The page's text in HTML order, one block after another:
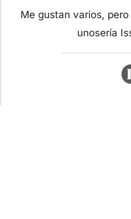
Me gustan varios,
unosería